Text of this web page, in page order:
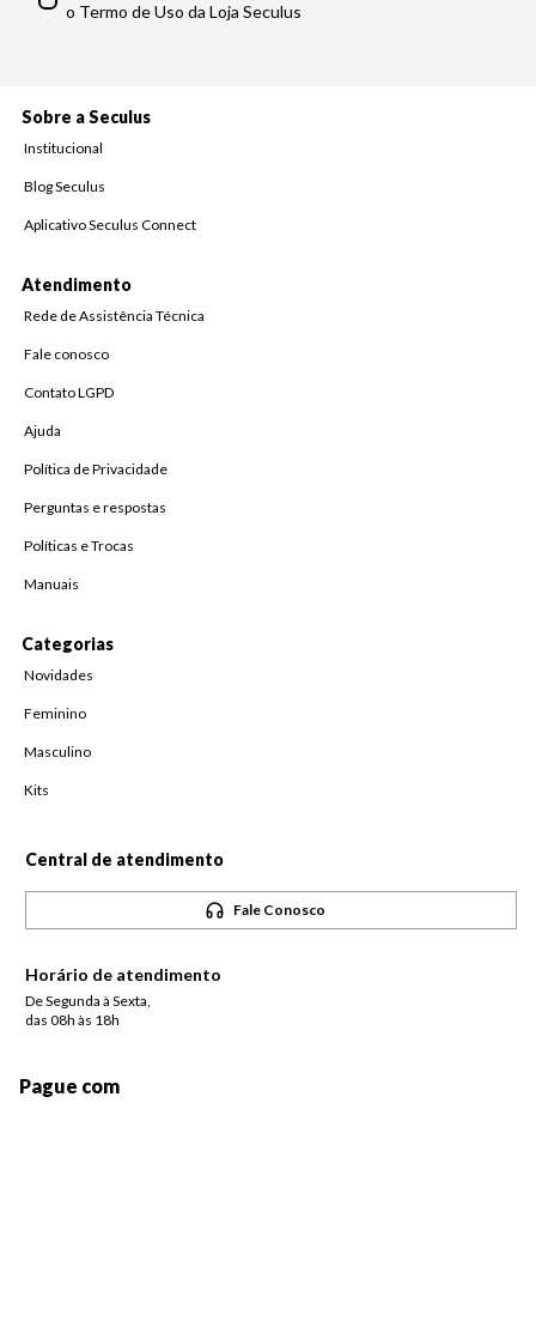
o Termo de Uso da Loja Seculus
Sobre a Seculus
Institucional
Blog Seculus
Aplicativo Seculus Connect
Atendimento
Rede de Assistência Técnica
Fale conosco
Contato LGPD
Ajuda
Política de Privacidade
Perguntas e respostas
Políticas e Trocas
Manuais
Categorias
Novidades
Feminino
Masculino
Kits
Central de atendimento
Fale Conosco
Horário de atendimento
De Segunda à Sexta,
das 08h às 18h
Pague com